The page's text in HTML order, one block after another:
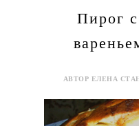
Пирог
АВТОР ЕЛЕНА